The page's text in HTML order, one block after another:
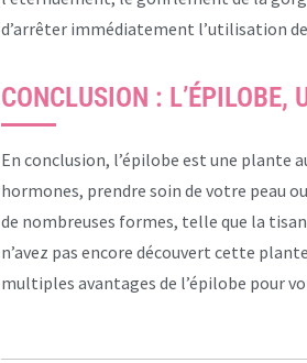
d’arrêter immédiatement l’utilisation
CONCLUSION : L’ÉPILOBE,
En conclusion, l’épilobe est une plante
hormones, prendre soin de votre peau
de nombreuses formes, telle que la
n’avez pas encore découvert cette
multiples avantages de l’épilobe pour